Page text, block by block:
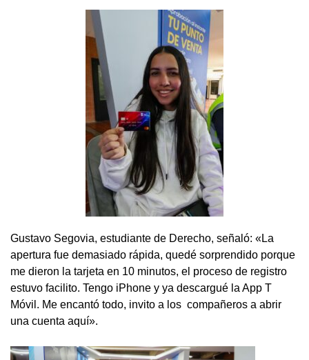
Gustavo Segovia, estudiante de Derecho, señaló: «La
apertura fue demasiado rápida, quedé sorprendido porque
me dieron la tarjeta en 10 minutos, el proceso de registro
estuvo facilito. Tengo iPhone y ya descargué la App T
Móvil. Me encantó todo, invito a los compañeros a abrir
una cuenta aquí».